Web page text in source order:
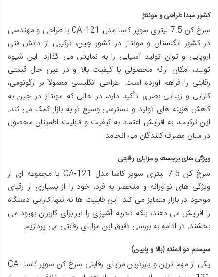
کشور مبدا طراحی و مونتاژ
سرخ کن 7.5 لیتری سوپر کاسا مدل CA-121 با طراحی و مهندسی
در کشور انگلستان و مونتاژ در کشور چین، ترکیبی از دانش فنی
اروپایی و توان تولید آسیایی را به نمایش می گذارد. این شیوه
تولید، امکان ارائه محصولی با کیفیت بالا و در عین حال قیمتی
رقابتی را فراهم آورده است. طراحی انگلیسی معمولاً بر ارگونومی،
کارایی و زیبایی بصری تأکید دارد، در حالی که مونتاژ در چین به
کاهش هزینه های تولید و دسترسی وسیع تر به بازار کمک می کند.
این ترکیب، به افزایش اعتماد به کیفیت و قابلیت اطمینان محصول
در میان مصرف کنندگان می انجامد.
ویژگی های برجسته و مزایای رقابتی
سرخ کن 7.5 لیتری سوپر کاسا مدل CA-121 با مجموعه ای از
ویژگی های نوآورانه و منحصر به فرد، خود را از بسیاری از رقبای
موجود در بازار متمایز می کند. این قابلیت ها نه تنها کارایی دستگاه
را افزایش می دهند، بلکه تجربه آشپزی را نیز برای کاربران بهبود می
بخشند. در ادامه به بررسی دقیق این مزایای رقابتی می پردازیم.
سیستم دو المنته (بالا و پایین)
یکی از مهم ترین و بارزترین مزایای رقابتی سرخ کن سوپر کاسا CA-